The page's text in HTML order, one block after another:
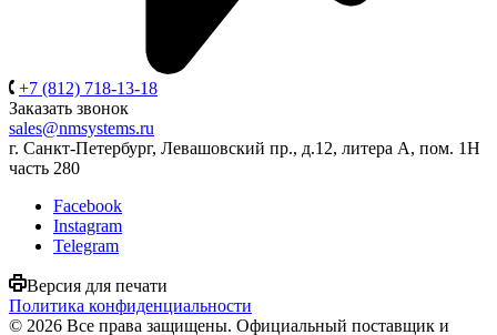
+7 (812) 718-13-18
Заказать звонок
sales@nmsystems.ru
г. Санкт-Петербург, Левашовский пр., д.12, литера А, пом. 1Н
часть 280
Facebook
Instagram
Telegram
Версия для печати
Политика конфиденциальности
© 2026 Все права защищены. Официальный поставщик и